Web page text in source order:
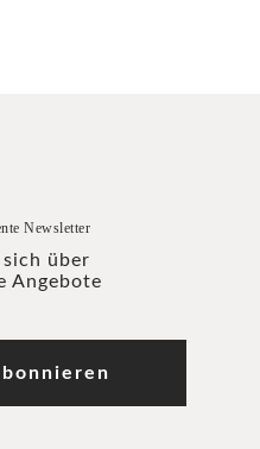
Newsletter
sich über
Angebote